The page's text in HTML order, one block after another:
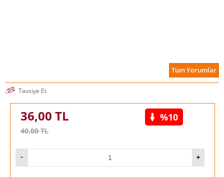
Tüm Yorumlar
Tavsiye Et
36,00 TL
40,00TL
%10